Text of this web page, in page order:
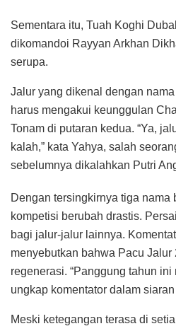
Sementara itu, Tuah Koghi
dikomandoi Rayyan Arkhan
serupa.
Jalur yang dikenal dengan
harus mengakui keunggulan
Tonam di putaran kedua. “Ya,
kalah,” kata Yahya, salah
sebelumnya dikalahkan Putri
Dengan tersingkirnya tiga nama
kompetisi berubah drastis.
bagi jalur-jalur lainnya.
menyebutkan bahwa Pacu
regenerasi. “Panggung tahun ini
ungkap komentator dalam
Meski ketegangan terasa di